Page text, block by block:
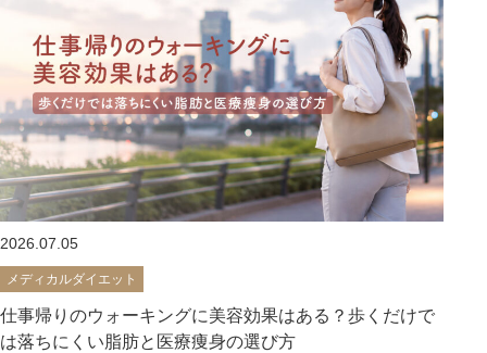
2026.07.05
メディカルダイエット
仕事帰りのウォーキングに美容効果はある？歩くだけで
は落ちにくい脂肪と医療痩身の選び方